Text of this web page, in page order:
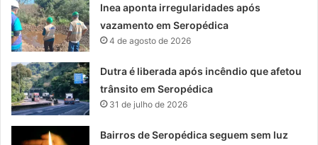
Inea aponta irregularidades após
vazamento em Seropédica
4 de agosto de 2026
Dutra é liberada após incêndio que afetou
trânsito em Seropédica
31 de julho de 2026
Bairros de Seropédica seguem sem luz